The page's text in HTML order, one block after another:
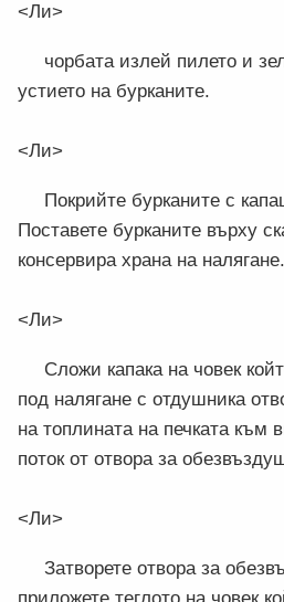
<Ли>
чорбата излей пилето и
устието на бурканите.
<Ли>
Покрийте бурканите с
Поставете бурканите върху
консервира храна на налягане.
<Ли>
Сложи капака на човек
под налягане с отдушника
на топлината на печката към
поток от отвора за
<Ли>
Затворете отвора за